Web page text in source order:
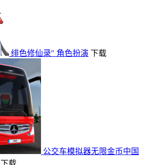
绯色修仙录" 角色扮演 下载
公交车模拟器无限金币中国
下载